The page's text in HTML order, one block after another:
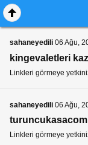
sahaneyedili 06 Ağu,
kingevaletleri
Linkleri görmeye
sahaneyedili 06 Ağu,
Linkleri görmeye